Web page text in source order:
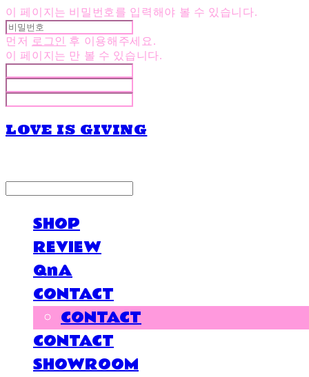
이 페이지는 비밀번호를 입력해야 볼 수 있습니다.
먼저 로그인
후 이용해주세요.
이 페이지는 만 볼 수 있습니다.
LOVE IS GIVING
SHOP
REVIEW
QnA
CONTACT
CONTACT
CONTACT
SHOWROOM